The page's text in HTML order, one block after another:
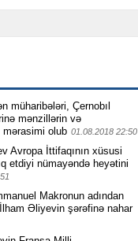
müharibələri, Çernobıl
mənzillərin və
olub 01.08.2018 22:50
Avropa İttifaqının xüsusi
etdiyi nümayəndə heyətini
Makronun adından
Əliyevin şərəfinə nahar